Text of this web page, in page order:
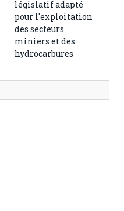
législatif adapté
pour l'exploitation
des secteurs
miniers et des
hydrocarbures